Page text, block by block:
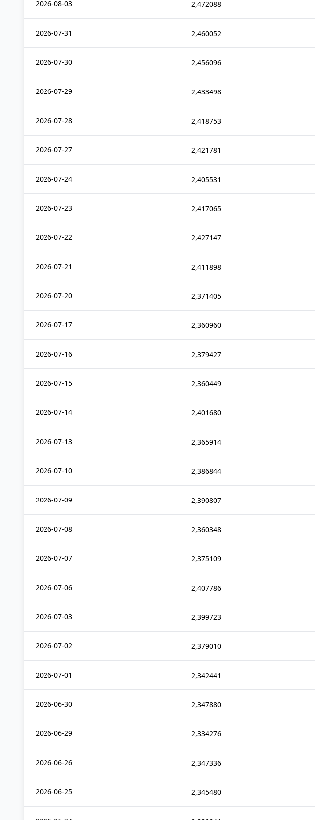
2026-08-03 2,472088
2026-07-31 2,460052
2026-07-30 2,456096
2026-07-29 2,433498
2026-07-28 2,418753
2026-07-27 2,421781
2026-07-24 2,405531
2026-07-23 2,417065
2026-07-22 2,427147
2026-07-21 2,411898
2026-07-20 2,371405
2026-07-17 2,360960
2026-07-16 2,379427
2026-07-15 2,360449
2026-07-14 2,401680
2026-07-13 2,365914
2026-07-10 2,386844
2026-07-09 2,390807
2026-07-08 2,360348
2026-07-07 2,375109
2026-07-06 2,407786
2026-07-03 2,399723
2026-07-02 2,379010
2026-07-01 2,342441
2026-06-30 2,347880
2026-06-29 2,334276
2026-06-26 2,347336
2026-06-25 2,345480